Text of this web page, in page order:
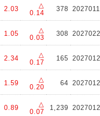
2.03
△
0.14
378
1.05
△
0.03
308
2.34
△
0.17
165
1.59
△
0.20
64
0.89
△
0.07
1,239